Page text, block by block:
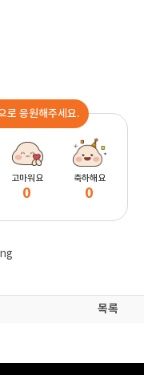
로 응원해주세요.
고마워요
0
축하해요
0
목록